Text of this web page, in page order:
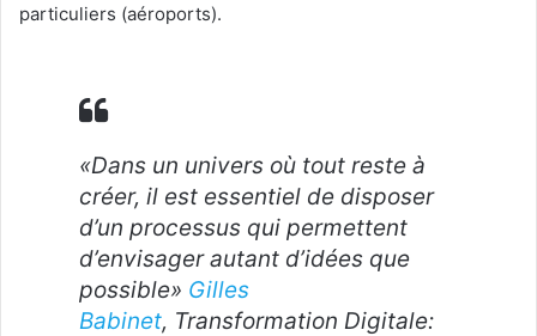
particuliers (aéroports).
«Dans un univers où tout reste à
créer, il est essentiel de disposer
d’un processus qui permettent
d’envisager autant d’idées que
possible» Gilles
Babinet, Transformation Digitale: